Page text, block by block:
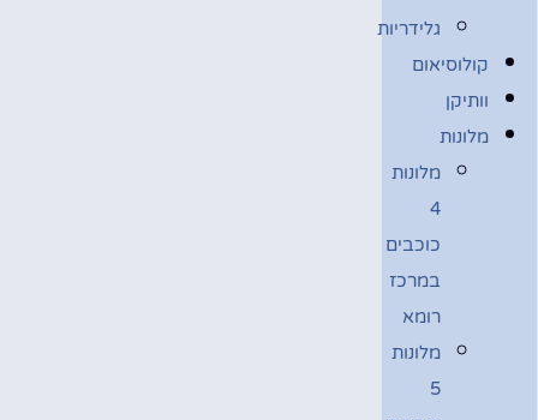
גלידריות
קולוסיאום
וותיקן
מלונות
מלונות
4
כוכבים
במרכז
רומא
מלונות
5